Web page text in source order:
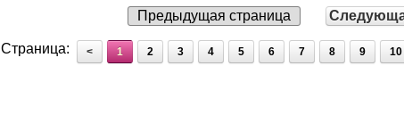
Предыдущая страница
Страница: < 1 2 3 4 5 6 7 8 9 10